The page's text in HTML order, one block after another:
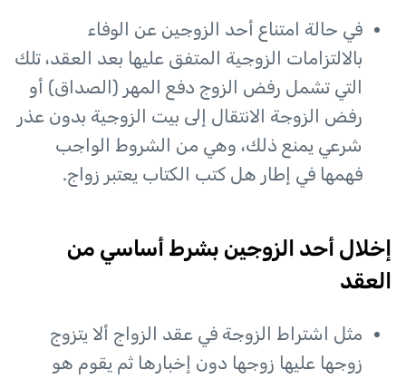
في حالة امتناع أحد الزوجين عن الوفاء
بالالتزامات الزوجية المتفق عليها بعد العقد، تلك
التي تشمل رفض الزوج دفع المهر (الصداق) أو
رفض الزوجة الانتقال إلى بيت الزوجية بدون عذر
شرعي يمنع ذلك، وهي من الشروط الواجب
فهمها في إطار هل كتب الكتاب يعتبر زواج.
إخلال أحد الزوجين بشرط أساسي من
العقد
مثل اشتراط الزوجة في عقد الزواج ألا يتزوج
زوجها عليها زوجها دون إخبارها ثم يقوم هو